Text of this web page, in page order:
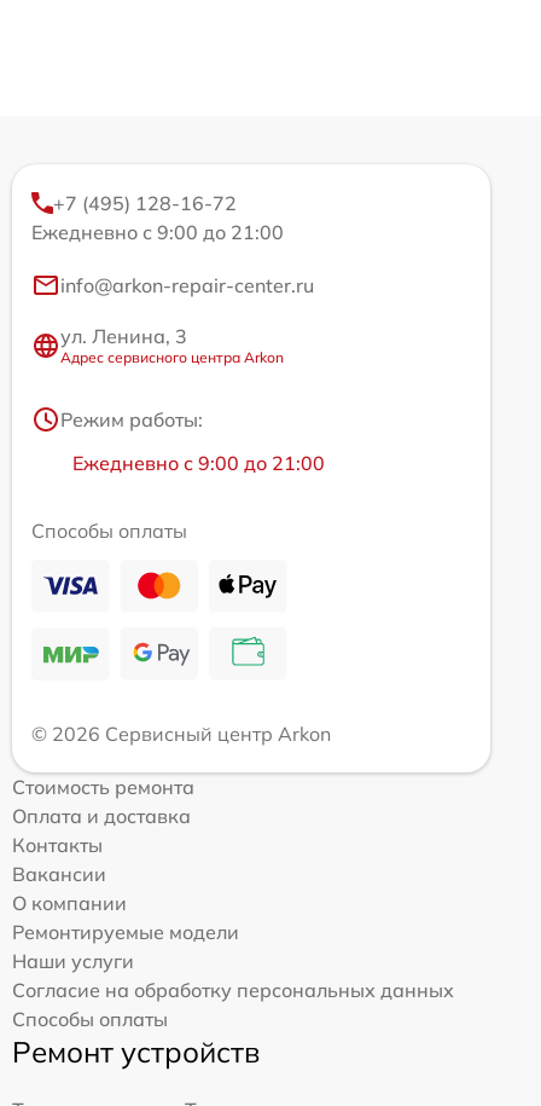
+7 (495) 128-16-72
Ежедневно с 9:00 до 21:00
info@arkon-repair-center.ru
ул. Ленина, 3
Адрес сервисного центра Arkon
Режим работы:
Ежедневно с 9:00 до 21:00
Способы оплаты
© 2026 Сервисный центр Arkon
Стоимость ремонта
Оплата и доставка
Контакты
Вакансии
О компании
Ремонтируемые модели
Наши услуги
Согласие на обработку персональных данных
Способы оплаты
Ремонт устройств